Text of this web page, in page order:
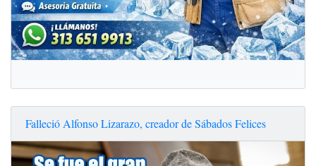
Falleció Alfonso Lizarazo, creador de Sábados Felices